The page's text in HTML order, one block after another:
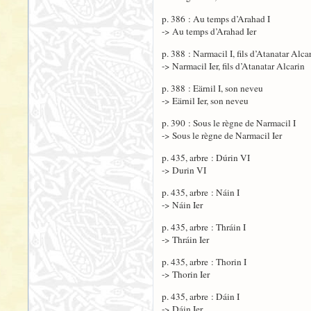
p. 386 : Au temps d’Arahad I
-> Au temps d’Arahad Ier
p. 388 : Narmacil I, fils d’Atanatar
-> Narmacil Ier, fils d’Atanatar Alcarin
p. 388 : Eärnil I, son neveu
-> Eärnil Ier, son neveu
p. 390 : Sous le règne de Narmacil I
-> Sous le règne de Narmacil Ier
p. 435, arbre : Dúrin VI
-> Durin VI
p. 435, arbre : Náin I
-> Náin Ier
p. 435, arbre : Thráin I
-> Thráin Ier
p. 435, arbre : Thorin I
-> Thorin Ier
p. 435, arbre : Dáin I